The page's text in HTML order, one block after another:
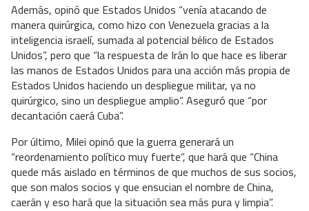
Además, opinó que Estados Unidos “venía atacando de
manera quirúrgica, como hizo con Venezuela gracias a la
inteligencia israelí, sumada al potencial bélico de Estados
Unidos”, pero que “la respuesta de Irán lo que hace es liberar
las manos de Estados Unidos para una acción más propia de
Estados Unidos haciendo un despliegue militar, ya no
quirúrgico, sino un despliegue amplio”. Aseguró que “por
decantación caerá Cuba”.
Por último, Milei opinó que la guerra generará un
“reordenamiento político muy fuerte”, que hará que “China
quede más aislado en términos de que muchos de sus socios,
que son malos socios y que ensucian el nombre de China,
caerán y eso hará que la situación sea más pura y limpia”.